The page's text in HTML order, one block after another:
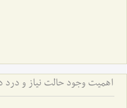
اهمیت وجود حالت نیاز و درد